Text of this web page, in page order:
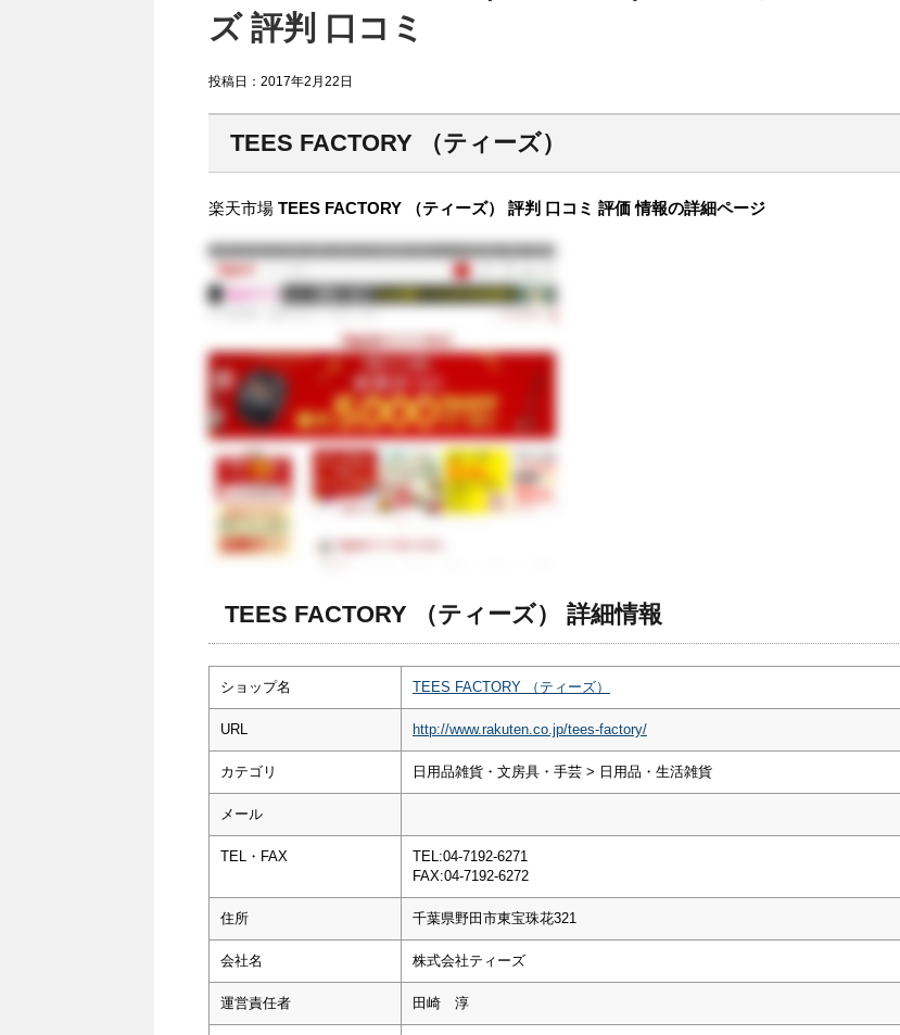
ズ 評判 口コミ
投稿日： 2017年2月22日
TEES FACTORY （ティーズ）
楽天市場 TEES FACTORY （ティーズ） 評判 口コミ 評価 情報の詳細ページ
TEES FACTORY （ティーズ） 詳細情報
ショップ名 TEES FACTORY （ティーズ）
URL http://www.rakuten.co.jp/tees-factory/
カテゴリ 日用品雑貨・文房具・手芸 > 日用品・生活雑貨
メール
TEL・FAX
TEL:04-7192-6271
FAX:04-7192-6272
住所 千葉県野田市東宝珠花321
会社名 株式会社ティーズ
運営責任者 田崎 淳